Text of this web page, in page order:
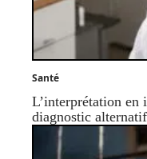
Santé
L’interprétation
diagnostic alternatif